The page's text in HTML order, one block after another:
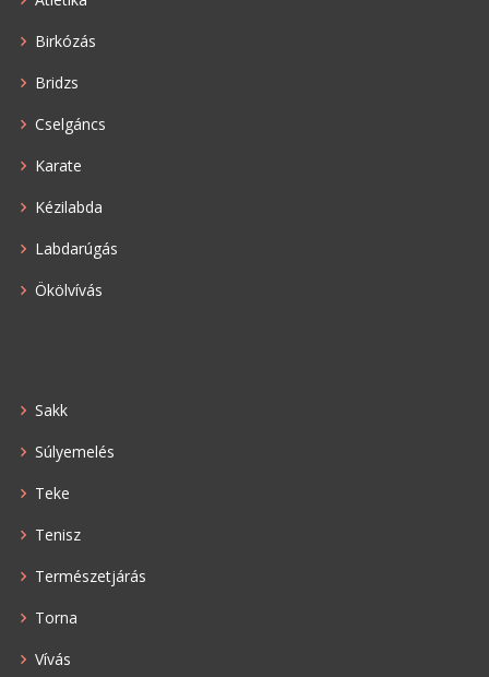
Birkózás
Bridzs
Cselgáncs
Karate
Kézilabda
Labdarúgás
Ökölvívás
Sakk
Súlyemelés
Teke
Tenisz
Természetjárás
Torna
Vívás